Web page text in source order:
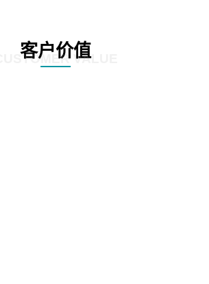
客户价值
CUSTOMER VALUE